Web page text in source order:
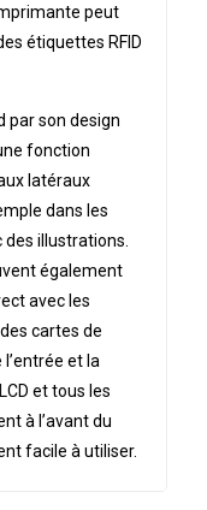
peut
étiquettes RFID
par son design
fonction
latéraux
dans les
illustrations.
également
avec les
cartes de
et la
et tous les
à l’avant du
facile à utiliser.